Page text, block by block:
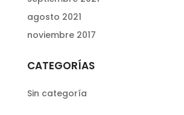
agosto 2021
noviembre 2017
CATEGORÍAS
Sin categoría